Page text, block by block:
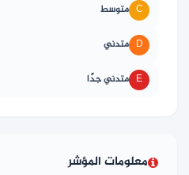
C متوسط
D متدني
E متدني جدًا
معلومات المؤشر